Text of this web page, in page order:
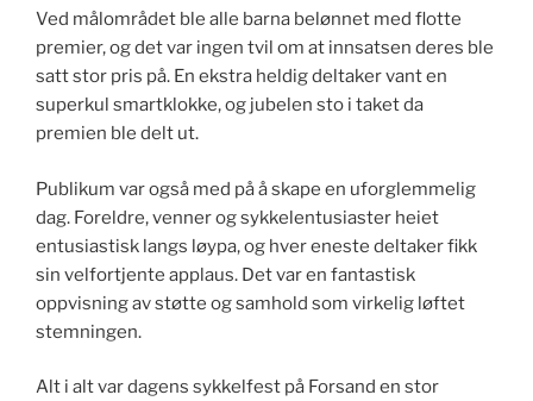
Ved målområdet ble alle barna belønnet med flotte
premier, og det var ingen tvil om at innsatsen deres ble
satt stor pris på. En ekstra heldig deltaker vant en
superkul smartklokke, og jubelen sto i taket da
premien ble delt ut.
Publikum var også med på å skape en uforglemmelig
dag. Foreldre, venner og sykkelentusiaster heiet
entusiastisk langs løypa, og hver eneste deltaker fikk
sin velfortjente applaus. Det var en fantastisk
oppvisning av støtte og samhold som virkelig løftet
stemningen.
Alt i alt var dagens sykkelfest på Forsand en stor